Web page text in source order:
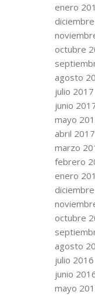
enero
octubre
agosto
julio 2017
junio
mayo
abril 2017
marzo
febrero
enero
octubre
agosto
julio 2016
junio
mayo